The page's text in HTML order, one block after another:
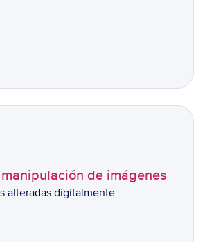
de imágenes
alteradas digitalmente